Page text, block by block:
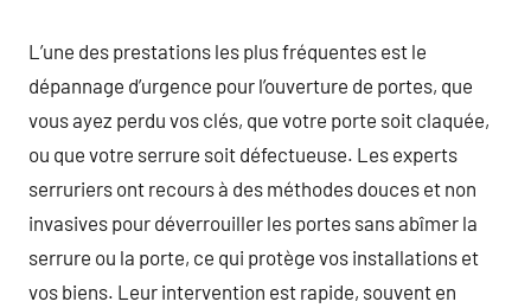
L’une des prestations les plus fréquentes est le
dépannage d’urgence pour l’ouverture de portes, que
vous ayez perdu vos clés, que votre porte soit claquée,
ou que votre serrure soit défectueuse. Les experts
serruriers ont recours à des méthodes douces et non
invasives pour déverrouiller les portes sans abîmer la
serrure ou la porte, ce qui protège vos installations et
vos biens. Leur intervention est rapide, souvent en